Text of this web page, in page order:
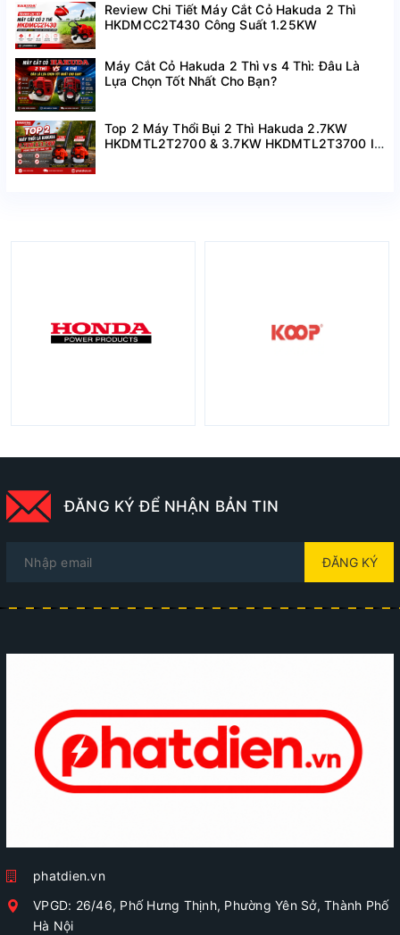
Review Chi Tiết Máy Cắt Cỏ Hakuda 2 Thì
HKDMCC2T430 Công Suất 1.25KW
Máy Cắt Cỏ Hakuda 2 Thì vs 4 Thì: Đâu Là
Lựa Chọn Tốt Nhất Cho Bạn?
Top 2 Máy Thổi Bụi 2 Thì Hakuda 2.7KW
HKDMTL2T2700 & 3.7KW HKDMTL2T3700 I
ĐĂNG KÝ ĐỂ NHẬN BẢN TIN
ĐĂNG KÝ
phatdien.vn
VPGD: 26/46, Phố Hưng Thịnh, Phường Yên Sở, Thành Phố
Hà Nội